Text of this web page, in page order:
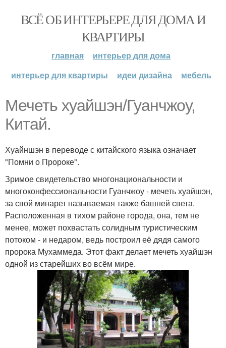
ВСЁ ОБ ИНТЕРЬЕРЕ ДЛЯ ДОМА И
КВАРТИРЫ
главная
интерьер для дома
интерьер для квартиры
идеи дизайна мебель
Мечеть хуайшэн/Гуанчжоу,
Китай.
Хуайншэн в переводе с китайского языка означает
"Помни о Пророке".
Зримое свидетельство многонациональности и
многоконфессиональности Гуанчжоу - мечеть хуайшэн,
за свой минарет называемая также башней света.
Расположенная в тихом районе города, она, тем не
менее, может похвастать солидным туристическим
потоком - и недаром, ведь построил её дядя самого
пророка Мухаммеда. Этот факт делает мечеть хуайшэн
одной из старейших во всём мире.